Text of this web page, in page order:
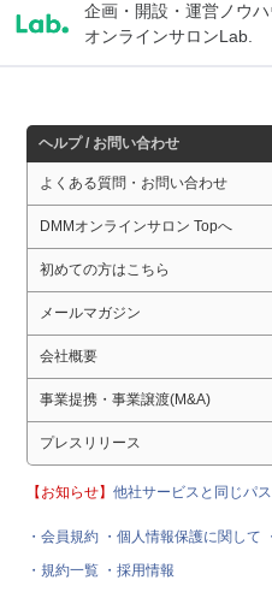
企画・開設・運営ノウハ
オンラインサロンLab.
ヘルプ / お問い合わせ
よくある質問・お問い合わせ
DMMオンラインサロン Topへ
初めての方はこちら
メールマガジン
会社概要
事業提携・事業譲渡(M&A)
プレスリリース
【お知らせ】他社サービスと同じパ
・会員規約 ・個人情報保護に関して
・規約一覧 ・採用情報